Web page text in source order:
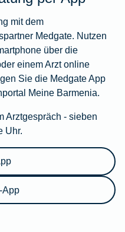
mit dem
Medgate. Nutzen
über die
einem Arzt online
Sie die Medgate App
Meine Barmenia.
Arztgespräch - sieben
Uhr.
App